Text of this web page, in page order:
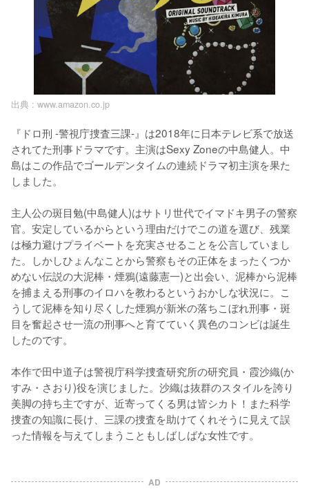
出典 : www.amazon.co.jp
『ドロ刑 -警視庁捜査三課-』は2018年に日本テレビ系で放送
されてた刑事ドラマです。主演はSexy Zoneの中島健人。中
島はこの作品でゴールデンタイムの連続ドラマ初主演を果た
しました。
主人公の斑目勉(中島健人)はサトリ世代でイマドキ男子の警察
官。安定しているからという理由だけでこの道を選び、残業
は極力避けプライベートを充実させることを公言していまし
た。しかしひょんなことから警察もその正体をまったくつか
めない伝説の大泥棒・煙鴉(遠藤憲一)と出会い、泥棒から泥棒
を捕まえる刑事のイロハを教わるというおかしな状況に。こ
うして泥棒を知り尽くした煙鴉が新米の落ちこぼれ刑事・斑
目を奮起させ一流の刑事へと育てていく異色のコンビは誕生
したのです。
本作で田中道子は警視庁科学捜査研究所の研究員・霞沙織(か
すみ・さおり)役を演じました。沙織は抜群のスタイルを誇り
美脚の持ち主ですが、近寄ってくる男は皆シカト！また科学
捜査の知識に長け、三課の捜査を助けてくれそうに見えて誤
った情報を与えてしまうこともしばしばな女性です。
AD